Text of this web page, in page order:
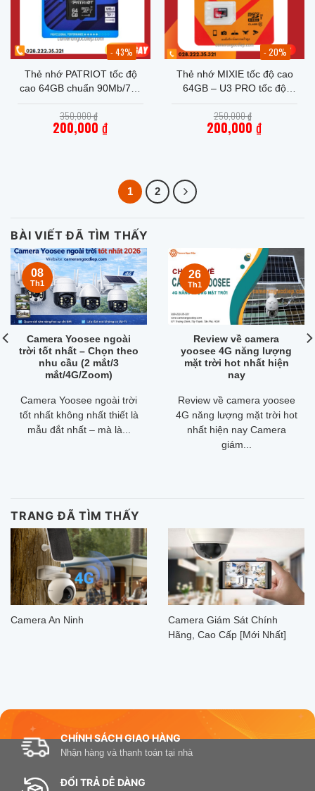
Thẻ nhớ PATRIOT tốc độ
cao 64GB chuẩn 90Mb/70s
– Hàng chính hãng bảo
hành 5 năm
350,000₫
gốc
là:
200,000 ₫
- 43%
Thẻ nhớ MIXIE tốc độ cao
64GB – U3 PRO tốc độ
95M/s hàng chính hãng,
bảo hành 3 năm
250,000₫
gốc
là:
200,000 ₫
- 20%
1 2
BÀI VIẾT ĐÃ TÌM THẤY
Camera Yoosee ngoài
trời tốt nhất – Chọn theo
nhu cầu (2 mắt/3
mắt/4G/Zoom)
Camera Yoosee ngoài trời
tốt nhất không nhất thiết là
mẫu đắt nhất – mà là...
08
Th1
Review về camera
yoosee 4G năng lượng
mặt trời hot nhất hiện
nay
Review về camera yoosee
4G năng lượng mặt trời hot
nhất hiện nay Camera
giám...
26
Th1
TRANG ĐÃ TÌM THẤY
Camera An Ninh
Camera Giám Sát Chính
Hãng, Cao Cấp [Mới Nhất]
CHÍNH SÁCH GIAO HÀNG
Nhận hàng và thanh toán tại nhà
ĐỔI TRẢ DỄ DÀNG